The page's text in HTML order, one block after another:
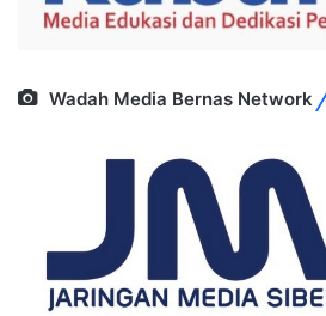
Wadah Media Bernas Network